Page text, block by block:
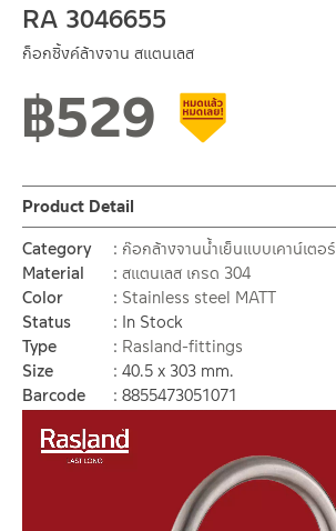
RA 3046655
ก็อกซิ้งค์ล้างจาน สแตนเลส
฿529
Product Detail
Category
ก๊อกล้างจานน้ำเย็นแบบเคาน์เตอร์
Material
สแตนเลส เกรด 304
Color
Stainless steel MATT
Status
In Stock
Type
Rasland-fittings
Size
40.5 x 303 mm.
Barcode
8855473051071
Player